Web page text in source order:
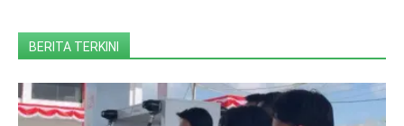
BERITA TERKINI